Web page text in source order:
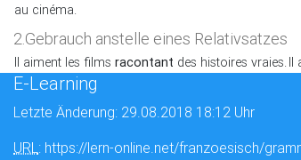
au cinéma.
2.Gebrauch anstelle eines Relativsatzes
Il aiment les films racontant des histoires vraies. Il
E-Learning
Letzte Änderung: 29.08.2018 18:12 Uhr
URL: https://lern-online.net/franzoesisch/